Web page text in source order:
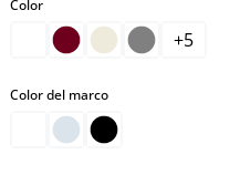
momento.)
Colorselect
+5
Color del marcoselect